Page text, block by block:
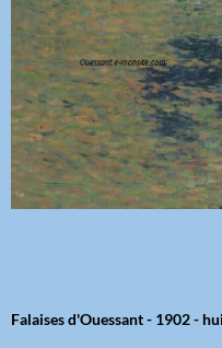
Falaises d'Ouessant - 1902 -